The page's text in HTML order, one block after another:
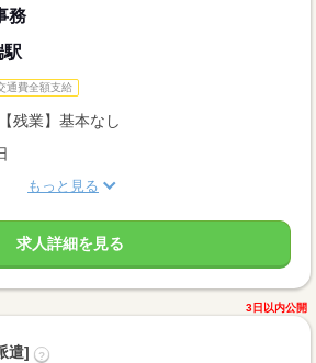
務
駅
通費全額支給
残業】基本なし
もっと見る
求人詳細を見る
3日以内公開
遣] ?